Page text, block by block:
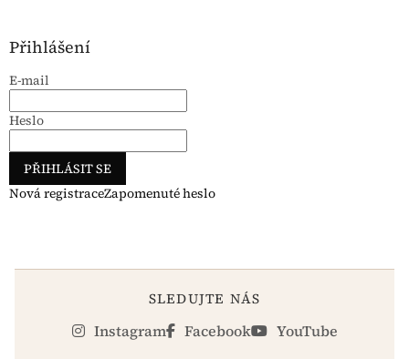
Přihlášení
E-mail
Heslo
PŘIHLÁSIT SE
Nová registraceZapomenuté heslo
SLEDUJTE NÁS
Instagram Facebook YouTube